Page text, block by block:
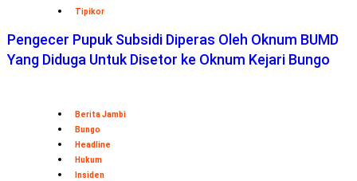
Tipikor
Pengecer Pupuk Subsidi Diperas Oleh Oknum BUMD
Yang Diduga Untuk Disetor ke Oknum Kejari Bungo
Berita Jambi
Bungo
Headline
Hukum
Insiden